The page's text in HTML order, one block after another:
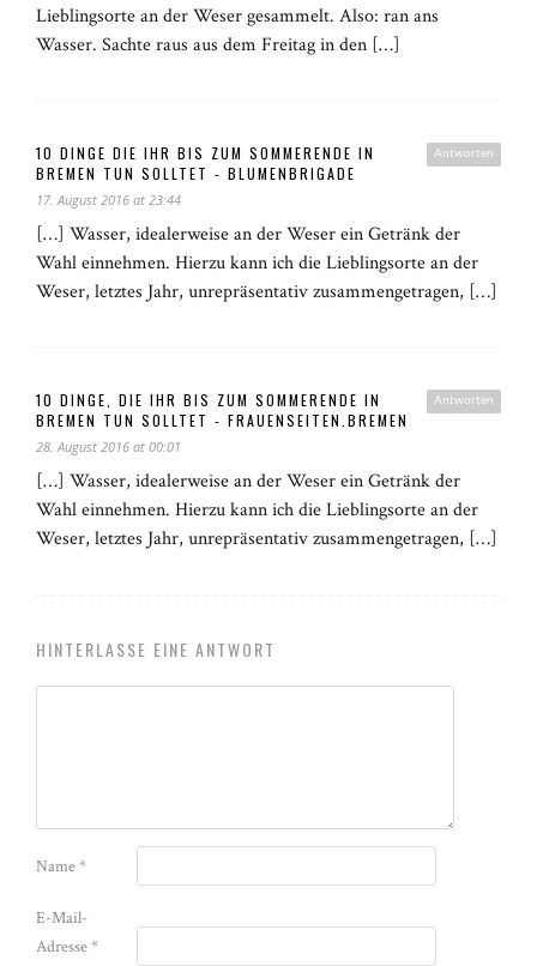
Lieblingsorte an der Weser gesammelt. Also: ran ans
Wasser. Sachte raus aus dem Freitag in den […]
Antworten
10 DINGE DIE IHR BIS ZUM SOMMERENDE IN
BREMEN TUN SOLLTET - BLUMENBRIGADE
17. August 2016 at 23:44
[…] Wasser, idealerweise an der Weser ein Getränk der
Wahl einnehmen. Hierzu kann ich die Lieblingsorte an der
Weser, letztes Jahr, unrepräsentativ zusammengetragen, […]
Antworten
10 DINGE, DIE IHR BIS ZUM SOMMERENDE IN
BREMEN TUN SOLLTET - FRAUENSEITEN.BREMEN
28. August 2016 at 00:01
[…] Wasser, idealerweise an der Weser ein Getränk der
Wahl einnehmen. Hierzu kann ich die Lieblingsorte an der
Weser, letztes Jahr, unrepräsentativ zusammengetragen, […]
HINTERLASSE EINE ANTWORT
Name*
E-Mail-
Adresse*